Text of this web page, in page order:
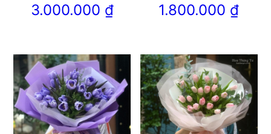
3.000.000 ₫ 1.800.000 ₫